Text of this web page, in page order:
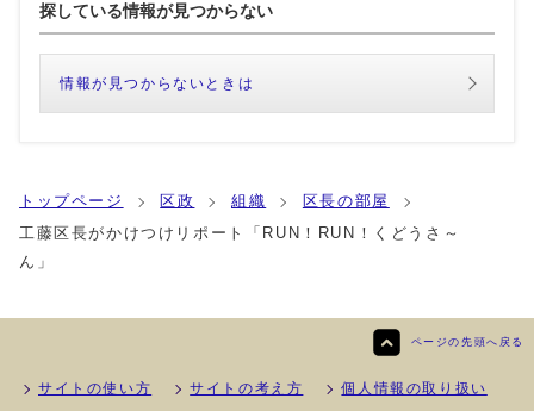
探している情報が見つからない
情報が見つからないときは
トップページ 区政 組織
区長の部屋
工藤区長がかけつけリポート「RUN！RUN！くどうさ～
ん」
ページの先頭へ戻る
サイトの使い方 サイトの考え方 個人情報の取り扱い